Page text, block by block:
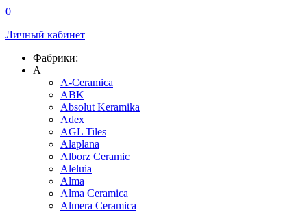
0
Личный кабинет
Фабрики:
A
A-Ceramica
ABK
Absolut Keramika
Adex
AGL Tiles
Alaplana
Alborz Ceramic
Aleluia
Alma
Alma Ceramica
Almera Ceramica